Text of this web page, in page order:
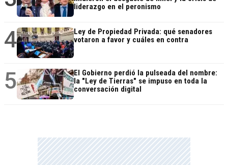
liderazgo en el peronismo
4
Ley de Propiedad Privada: qué senadores
votaron a favor y cuáles en contra
5
El Gobierno perdió la pulseada del nombre:
la "Ley de Tierras" se impuso en toda la
conversación digital